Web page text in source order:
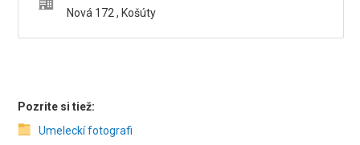
Nová 172 , Košúty
Pozrite si tiež:
Umeleckí fotografi